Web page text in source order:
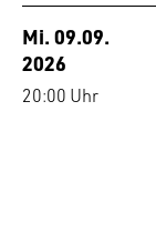
Mi. 09.09.
2026
20:00 Uhr